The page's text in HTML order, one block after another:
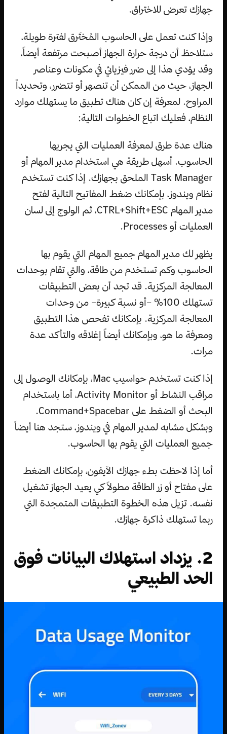
جهازك تعرض للاختراق.
وإذا كنت تعمل على الحاسوب المُختَرق لفترة طويلة،
ستلاحظ أن درجة حرارة الجهاز أصبحت مرتفعة أيضاً،
وقد يؤدي هذا إلى ضرر فيزيائي في مكونات وعناصر
الجهاز، حيث من الممكن أن تنصهر أو تتضرر، وتحديداً
المراوح. لمعرفة إن كان هناك تطبيق ما يستهلك موارد
النظام، فعليك اتباع الخطوات التالية:
هناك عدة طرق لمعرفة العمليات التي يجريها
الحاسوب. أسهل طريقة هي استخدام مدير المهام أو
Task Manager الملحق بجهازك. إذا كنت تستخدم
نظام ويندوز، بإمكانك ضغط المفاتيح التالية لفتح
مدير المهام CTRL+Shift+ESC، ثم الولوج إلى لسان
العمليات أو Processes.
يظهر لك مدير المهام جميع المهام التي يقوم بها
الحاسوب وكم تستخدم من طاقة، والتي تقام بوحدات
المعالجة المركزية. قد تجد أن بعض التطبيقات
تستهلك 100% –أو نسبة كبيرة– من وحدات
المعالجة المركزية. بإمكانك تفحص هذا التطبيق
ومعرفة ما هو، وبإمكانك أيضاً إغلاقه والتأكد عدة
مرات.
إذا كنت تستخدم حواسيب Mac، بإمكانك الوصول إلى
مراقب النشاط أو Activity Monitor، أما باستخدام
البحث أو الضغط على Command+Spacebar.
وبشكل مشابه لمدير المهام في ويندوز، ستجد هنا أيضاً
جميع العمليات التي يقوم بها الحاسوب.
أما إذا لاحظت بطء جهازك الآيفون، بإمكانك الضغط
على مفتاح أو زر الطاقة مطولاً كي يعيد الجهاز تشغيل
نفسه. تزيل هذه الخطوة التطبيقات المتمجدة التي
ربما تستهلك ذاكرة جهازك.
2. يزداد استهلاك البيانات فوق
الحد الطبيعي